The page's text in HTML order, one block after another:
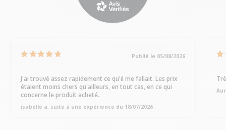
Publié le 05/08/2026
J'ai trouvé assez rapidement ce qu'il me fallait. Les prix
étaient moins chers qu'ailleurs, en tout cas, en ce qui
concerne le produit acheté.
isabelle a, suite à une expérience du 18/07/2026